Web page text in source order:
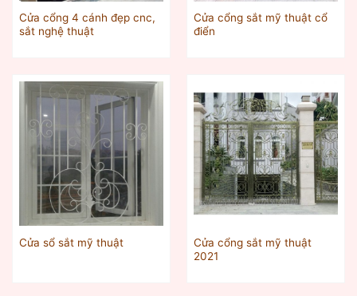
Cửa cổng 4 cánh đẹp cnc,
sắt nghệ thuật
Cửa cổng sắt mỹ thuật cổ
điển
Cửa sổ sắt mỹ thuật
Cửa cổng sắt mỹ thuật
2021